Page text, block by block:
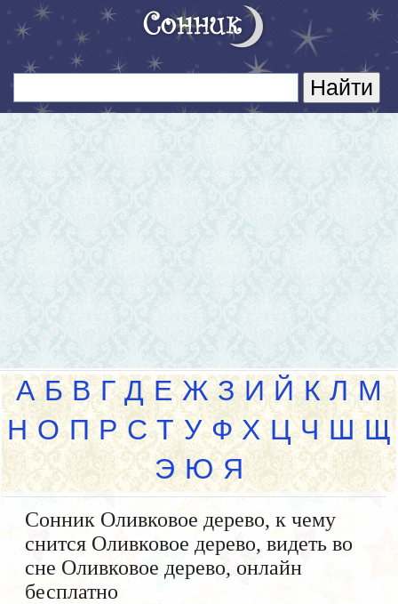
А Б В Г Д Е Ж З И Й К Л М
Н О П Р С Т У Ф Х Ц Ч Ш Щ
Э Ю Я
Сонник Оливковое дерево, к чему
снится Оливковое дерево, видеть во
сне Оливковое дерево, онлайн
бесплатно